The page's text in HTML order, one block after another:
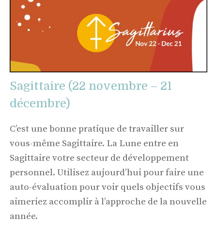
Sagittaire (22 novembre – 21
décembre)
C’est une bonne pratique de travailler sur
vous-même Sagittaire. La Lune entre en
Sagittaire votre secteur de développement
personnel. Utilisez aujourd’hui pour faire une
auto-évaluation pour voir quels objectifs vous
aimeriez accomplir à l’approche de la nouvelle
année.